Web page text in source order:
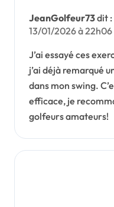
JeanGolfeur73dit :
13/01/2026 à 22h06
J’ai essayé ces
j’ai déjà remarqué
dans mon swing.
efficace, je
golfeurs amateurs!